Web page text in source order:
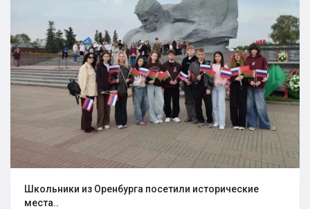
Школьники из Оренбурга посетили исторические
места..